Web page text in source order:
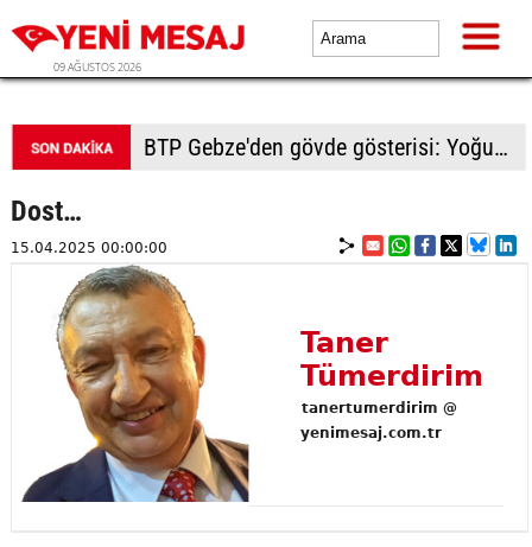
09 AĞUSTOS 2026
BTP Gebze'den gövde gösterisi: Yoğun katılımla yeni üyeler rozetlerini taktı
Dost…
15.04.2025 00:00:00
Taner
Tümerdirim
tanertumerdirim @
yenimesaj.com.tr